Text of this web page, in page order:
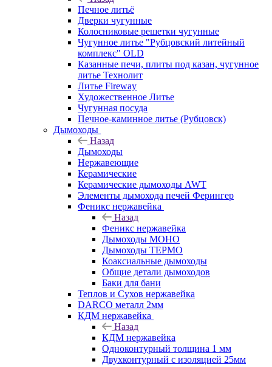
Печное литьё
Дверки чугунные
Колосниковые решетки чугунные
Чугунное литье "Рубцовский литейный
комплекс" OLD
Казанные печи, плиты под казан, чугунное
литье Технолит
Литье Fireway
Художественное Литье
Чугунная посуда
Печное-каминное литье (Рубцовск)
Дымоходы
Назад
Дымоходы
Нержавеющие
Керамические
Керамические дымоходы AWT
Элементы дымохода печей Ферингер
Феникс нержавейка
Назад
Феникс нержавейка
Дымоходы МОНО
Дымоходы ТЕРМО
Коаксиальные дымоходы
Общие детали дымоходов
Баки для бани
Теплов и Сухов нержавейка
DARCO металл 2мм
КДМ нержавейка
Назад
КДМ нержавейка
Одноконтурный толщина 1 мм
Двухконтурный с изоляцией 25мм